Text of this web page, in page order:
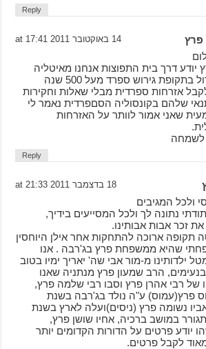
Reply
פרץ 14 באוקטובר 2011 at 17:41
יודע דרך בית התפוצות אנחנו מאיטליה
וחלק גדול בתקופת גירוש ספרד מעל 500 שנה
אזרחות ספרדית מבלי שאלות וחקירות
שלהם בקונסוליה הסםפרדית נאמר לי
שאני אמור לוותר על האזרחות
לשמחה
Reply
18 בדצמבר 2011 at 21:33
ולכל המגיבים
נתונה לך ולכל המסייעים בידיך,
זכר אבות אבותינו.
תקופה ארוכה להתחקות אחר אילן היוחסין
שהיא ממשפחת פרץ בג'רבה . אנו
ילדותינו מ-מור אבי שה' יאריך ימיו בטוב
בנעימים, הרב שמעון פרץ מנתניה שאנו
של רבי אהרן פרץ וסבו רבי שלמה פרץ,
פרץ(עמוס) ע"ה נולד בג'רבה בשנת
נשומה פרץ (ניסים)ועלה לארץ בשנת
יודע פרטים על הדורות הקדומים יותר
לקבל פרטים.